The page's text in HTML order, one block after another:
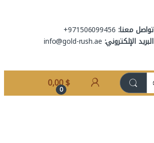
تواصل معنا:
البريد الإلكتروني:
0
0,00$